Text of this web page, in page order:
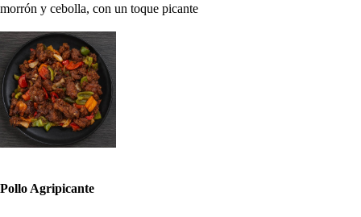
morrón y cebolla, con un toque picante
Pollo Agripicante